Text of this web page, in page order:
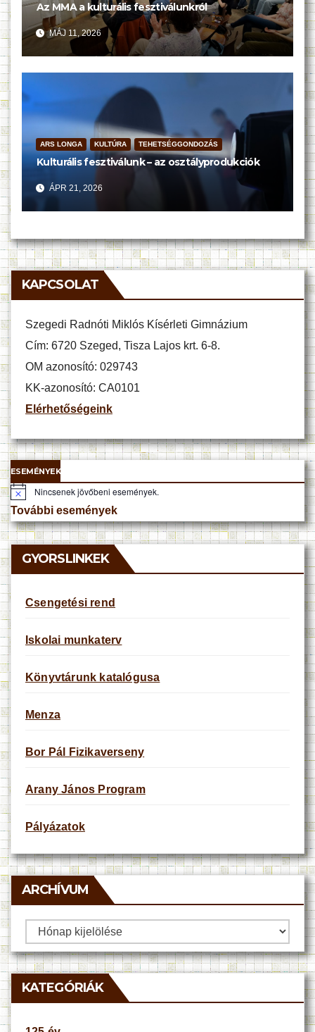
Az MMA a kulturális fesztiválunkról
MÁJ 11, 2026
ARS LONGA KULTÚRA TEHETSÉGGONDOZÁS
Kulturális fesztiválunk – az osztályprodukciók
ÁPR 21, 2026
KAPCSOLAT
Szegedi Radnóti Miklós Kísérleti Gimnázium
Cím: 6720 Szeged, Tisza Lajos krt. 6-8.
OM azonosító: 029743
KK-azonosító: CA0101
Elérhetőségeink
ESEMÉNYEK
N
o
t
i
c
e
Nincsenek jövőbeni események.
További események
GYORSLINKEK
Csengetési rend
Iskolai munkaterv
Könyvtárunk katalógusa
Menza
Bor Pál Fizikaverseny
Arany János Program
Pályázatok
ARCHÍVUM
Archívum
KATEGÓRIÁK